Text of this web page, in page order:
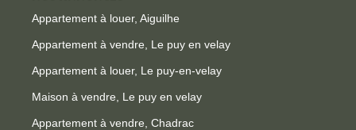
Appartement à louer, Aiguilhe
Appartement à vendre, Le puy en velay
Appartement à louer, Le puy-en-velay
Maison à vendre, Le puy en velay
Appartement à vendre, Chadrac